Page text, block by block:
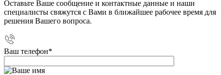
Оставьте Ваше сообщение и контактные данные и наши
специалисты свяжутся с Вами в ближайшее рабочее время для
решения Вашего вопроса.
Ваш телефон*